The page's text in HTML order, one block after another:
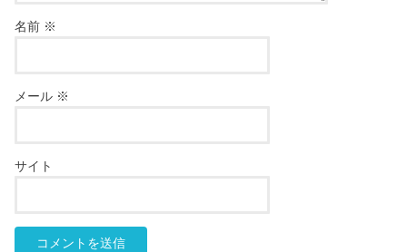
名前 ※
メール ※
サイト